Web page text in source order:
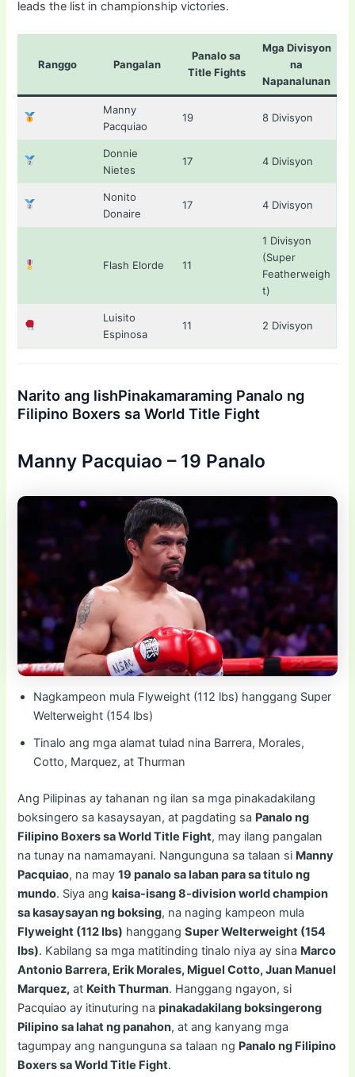
leads the list in championship victories.
Ranggo Pangalan
Panalo sa
Title Fights
Mga Divisyon
na
Napanalunan
Manny
Pacquiao
19 8 Divisyon
Donnie
Nietes
17 4 Divisyon
Nonito
Donaire
17 4 Divisyon
Flash Elorde 11
1 Divisyon
(Super
Featherweigh
t)
Luisito
Espinosa
11 2 Divisyon
Narito ang lishPinakamaraming Panalo ng
Filipino Boxers sa World Title Fight
Manny Pacquiao – 19 Panalo
Nagkampeon mula Flyweight (112 lbs) hanggang Super
Welterweight (154 lbs)
Tinalo ang mga alamat tulad nina Barrera, Morales,
Cotto, Marquez, at Thurman
Ang Pilipinas ay tahanan ng ilan sa mga pinakadakilang
boksingero sa kasaysayan, at pagdating sa Panalo ng
Filipino Boxers sa World Title Fight, may ilang pangalan
na tunay na namamayani. Nangunguna sa talaan si Manny
Pacquiao, na may19 panalo sa laban para sa titulo ng
mundo. Siya angkaisa-isang 8-division world champion
sa kasaysayan ng boksing, na naging kampeon mula
Flyweight (112 lbs) hanggangSuper Welterweight (154
lbs). Kabilang sa mga matitinding tinalo niya ay sina Marco
Antonio Barrera, Erik Morales, Miguel Cotto, Juan Manuel
Marquez, at Keith Thurman. Hanggang ngayon, si
Pacquiao ay itinuturing napinakadakilang boksingerong
Pilipino sa lahat ng panahon, at ang kanyang mga
tagumpay ang nangunguna sa talaan ng Panalo ng Filipino
Boxers sa World Title Fight.